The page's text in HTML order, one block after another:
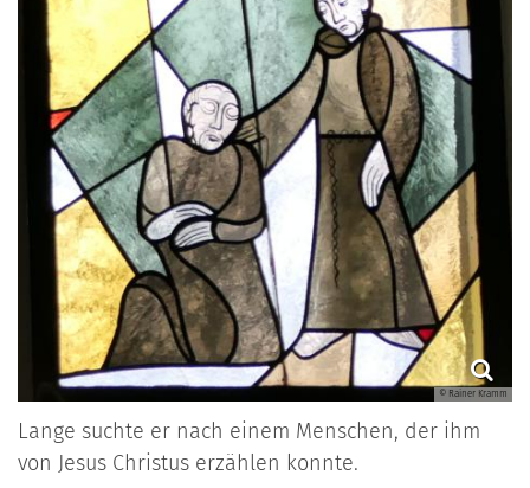
© Rainer Kramm
Lange suchte er nach einem Menschen, der ihm
von Jesus Christus erzählen konnte.